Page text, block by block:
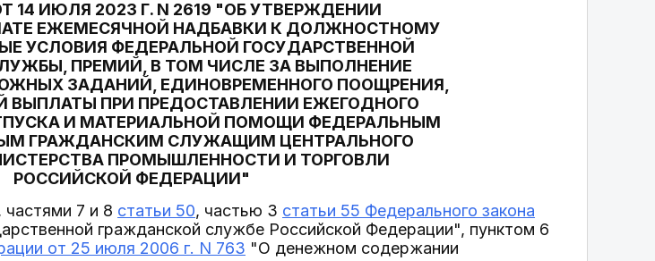
14 ИЮЛЯ 2023 Г. N 2619 "ОБ УТВЕРЖДЕНИИ
ЕЖЕМЕСЯЧНОЙ НАДБАВКИ К ДОЛЖНОСТНОМУ
УСЛОВИЯ ФЕДЕРАЛЬНОЙ ГОСУДАРСТВЕННОЙ
ПРЕМИЙ, В ТОМ ЧИСЛЕ ЗА ВЫПОЛНЕНИЕ
ЗАДАНИЙ, ЕДИНОВРЕМЕННОГО ПООЩРЕНИЯ,
ВЫПЛАТЫ ПРИ ПРЕДОСТАВЛЕНИИ ЕЖЕГОДНОГО
И МАТЕРИАЛЬНОЙ ПОМОЩИ ФЕДЕРАЛЬНЫМ
ГРАЖДАНСКИМ СЛУЖАЩИМ ЦЕНТРАЛЬНОГО
ПРОМЫШЛЕННОСТИ И ТОРГОВЛИ
РОССИЙСКОЙ ФЕДЕРАЦИИ"
частями 7 и 8 статьи 50, частью 3 статьи 55 Федерального закона
гражданской службе Российской Федерации", пунктом 6
от 25 июля 2006 г. N 763 "О денежном содержании